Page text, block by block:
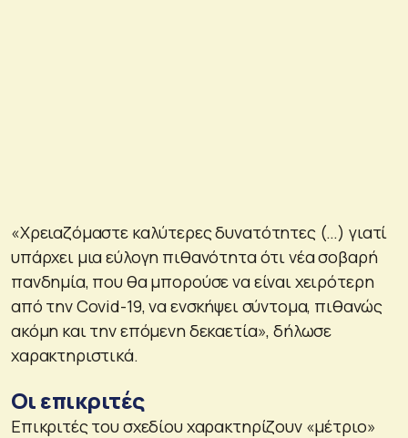
«Χρειαζόμαστε καλύτερες δυνατότητες (…) γιατί
υπάρχει μια εύλογη πιθανότητα ότι νέα σοβαρή
πανδημία, που θα μπορούσε να είναι χειρότερη
από την Covid-19, να ενσκήψει σύντομα, πιθανώς
ακόμη και την επόμενη δεκαετία», δήλωσε
χαρακτηριστικά.
Οι επικριτές
Επικριτές του σχεδίου χαρακτηρίζουν «μέτριο»